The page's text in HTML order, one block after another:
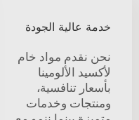
خدمة عالية الجودة
نحن نقدم مواد خام
لأكسيد الألومينا
بأسعار تنافسية،
ومنتجات وخدمات